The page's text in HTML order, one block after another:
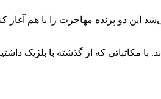
دو پرنده مهاجرت را با هم آغاز
مکاتباتی که از گذشته با بلژیک